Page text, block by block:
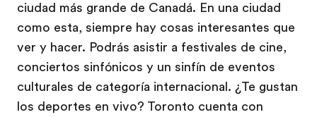
ciudad más grande de Canadá. En una ciudad
como esta, siempre hay cosas interesantes que
ver y hacer. Podrás asistir a festivales de cine,
conciertos sinfónicos y un sinfín de eventos
culturales de categoría internacional. ¿Te gustan
los deportes en vivo? Toronto cuenta con